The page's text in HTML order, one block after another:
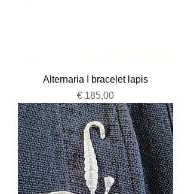
Alternaria I bracelet lapis
Prijs
€ 185,00